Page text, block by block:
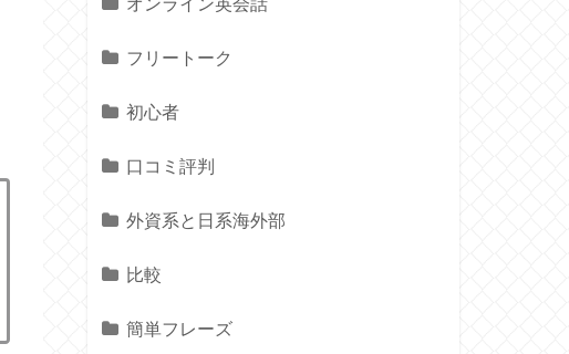
フリートーク
初心者
口コミ評判
外資系と日系海外部
比較
簡単フレーズ